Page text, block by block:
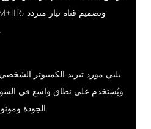
حراري فعال لأداء تبريد مثالي.
يلبي مورد تبريد الكمبيوتر
ويُستخدم على نطاق واسع في